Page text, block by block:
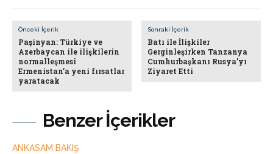
Benzer İçerikler
ANKASAM BAKIŞ
Önceki İçerik
Paşinyan: Türkiye ve
Azerbaycan ile ilişkilerin
normalleşmesi
Ermenistan’a yeni fırsatlar
yaratacak
Sonraki İçerik
Batı ile İlişkiler
Gerginleşirken Tanzanya
Cumhurbaşkanı Rusya’yı
Ziyaret Etti